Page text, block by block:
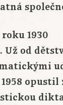
1930
Už od
opustil